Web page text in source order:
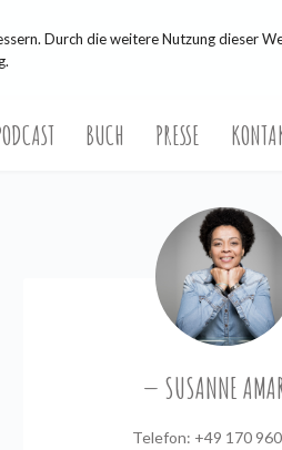
BUCH PRESSE
SUSANNE
Telefon: +49 170
Durch die weitere Nutzung dieser
.